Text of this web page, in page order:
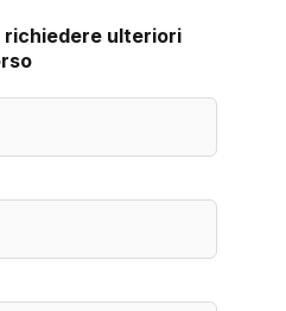
richiedere ulteriori